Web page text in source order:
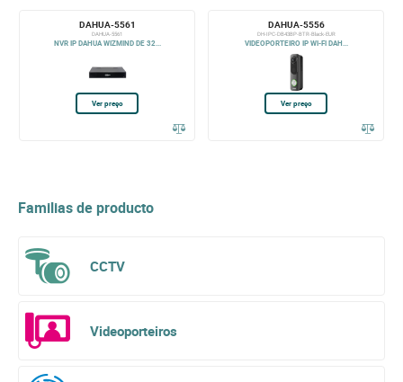
DAHUA-5561
DAHUA-5561
NVR IP DAHUA WIZMIND DE 32...
Ver preço
DAHUA-5556
DH-IPC-DB43BP-BTR-Black-EUR
VIDEOPORTEIRO IP WI-FI DAH...
Ver preço
Familias de producto
CCTV
Videoporteiros